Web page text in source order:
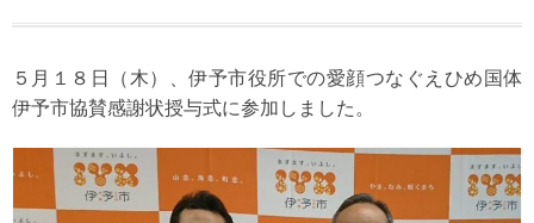
５月１８日（木）、伊予市役所での愛顔つなぐえひめ国体
伊予市協賛感謝状授与式に参加しました。